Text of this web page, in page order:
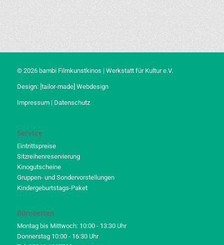
© 2026 bambi Filmkunstkinos | Werkstatt für Kultur e.V.
Design: [tailor-made] Webdesign
Impressum| Datenschutz
Service
Eintrittspreise
Sitzreihenreservierung
Kinogutscheine
Gruppen- und Sondervorstellungen
Kindergeburtstags-Paket
Bürozeiten
Montag bis Mittwoch: 10:00 - 13:30 Uhr
Donnerstag 10:00 - 16:30 Uhr